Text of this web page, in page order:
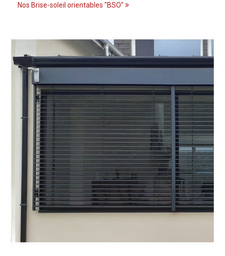
Nos Brise-soleil orientables "BSO"